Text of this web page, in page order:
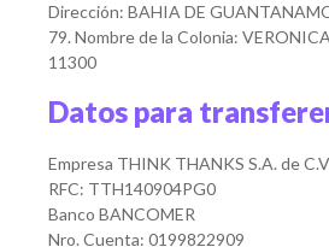
Dirección: BAHIA DE
79. Nombre de la Colonia:
11300
Datos para
Empresa THINK THANKS S.A. de
RFC: TTH140904PG0
Banco BANCOMER
Nro. Cuenta: 0199822909